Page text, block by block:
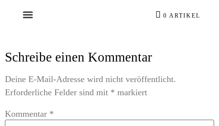
0 ARTIKEL
Schreibe einen Kommentar
Deine E-Mail-Adresse wird nicht veröffentlicht.
Erforderliche Felder sind mit * markiert
Kommentar *